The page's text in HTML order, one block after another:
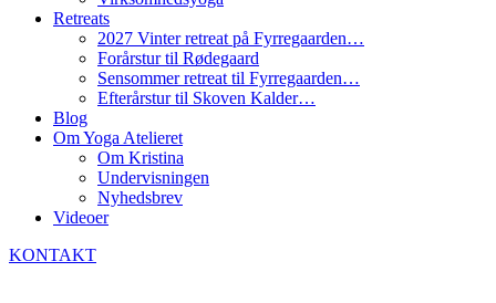
Retreats
2027 Vinter retreat på Fyrregaarden…
Forårstur til Rødegaard
Sensommer retreat til Fyrregaarden…
Efterårstur til Skoven Kalder…
Blog
Om Yoga Atelieret
Om Kristina
Undervisningen
Nyhedsbrev
Videoer
KONTAKT